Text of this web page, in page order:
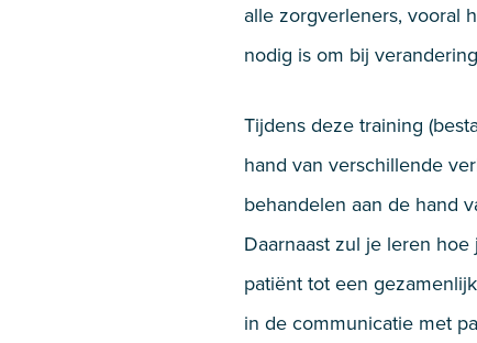
alle zorgverleners, vooral
nodig is om bij
Tijdens deze training
hand van verschillende
behandelen aan de hand
Daarnaast zul je leren hoe
patiënt tot een
in de communicatie met